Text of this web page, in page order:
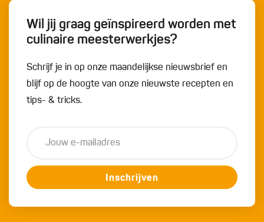
Wil jij graag geïnspireerd worden met
culinaire meesterwerkjes?
Schrijf je in op onze maandelijkse nieuwsbrief en
blijf op de hoogte van onze nieuwste recepten en
tips- & tricks.
Inschrijven